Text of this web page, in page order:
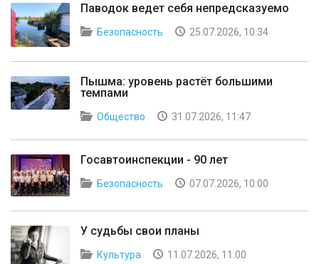
Паводок ведет себя непредсказуемо
Безопасность 25.07.2026, 10:34
Пышма: уровень растёт большими
темпами
Общество 31.07.2026, 11:47
Госавтоинспекции - 90 лет
Безопасность 07.07.2026, 10:00
У судьбы свои планы
Культура 11.07.2026, 11:00